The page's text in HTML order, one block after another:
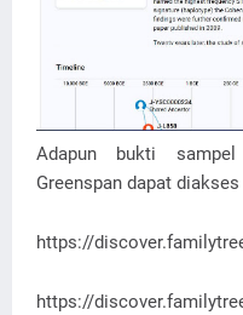
Adapun bukti
Greenspan dapat
https://
https://